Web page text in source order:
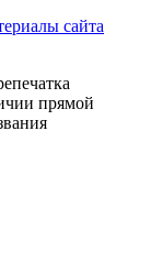
сайта
прямой